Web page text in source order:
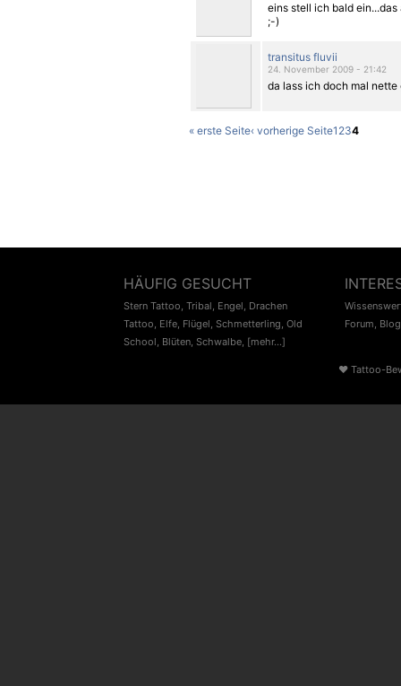
eins stell ich bald
;-)
transitus fluvii
24. November 2009 - 21:42
da lass ich doch mal nette
« erste Seite‹ vorherige Seite1 234
HÄUFIG GESUCHT
Stern Tattoo, Tribal, Engel, Drachen
Tattoo, Elfe, Flügel, Schmetterling, Old
School, Blüten, Schwalbe, [mehr...]
Forum, Blog
♥ Tattoo-